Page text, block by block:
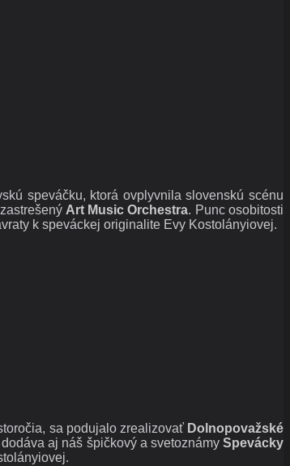
speváčku, ktorá ovplyvnila slovenskú scénu
Art Music Orchestra. Punc osobitosti
k speváckej originalite Evy Kostolányiovej.
sa podujalo zrealizovať Dolnopovažské
aj náš špičkový a svetoznámySpevácky